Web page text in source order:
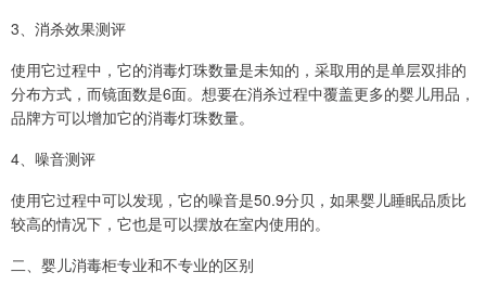
3、消杀效果测评
使用它过程中，它的消毒灯珠数量是未知的，采取用的是单层双排的
分布方式，而镜面数是6面。想要在消杀过程中覆盖更多的婴儿用品，
品牌方可以增加它的消毒灯珠数量。
4、噪音测评
使用它过程中可以发现，它的噪音是50.9分贝，如果婴儿睡眠品质比
较高的情况下，它也是可以摆放在室内使用的。
二、婴儿消毒柜专业和不专业的区别